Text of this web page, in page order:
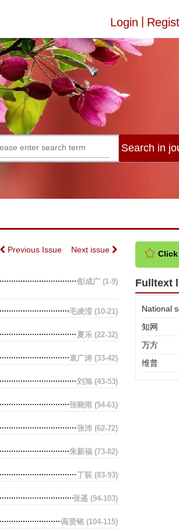
Login
Previous Issue Next issue
彭成广 (1-9)
毛凌滢 (10-21)
夏乐 (22-32)
袁广涛 (33-42)
刘旭 (43-53)
张晓雨 (54-61)
张沛 (62-72)
朱新福 (73-82)
丁荻 (83-93)
张遥 (94-103)
高贤铭 (104-115)
Fulltext
National
知网
万方
维普